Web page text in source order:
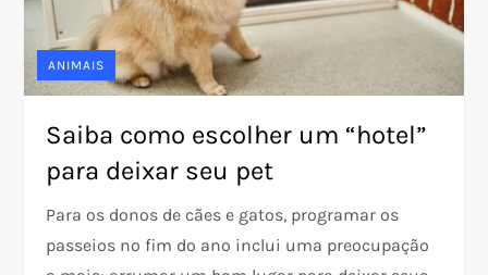
ANIMAIS
Saiba como escolher um “hotel”
para deixar seu pet
Para os donos de cães e gatos, programar os
passeios no fim do ano inclui uma preocupação